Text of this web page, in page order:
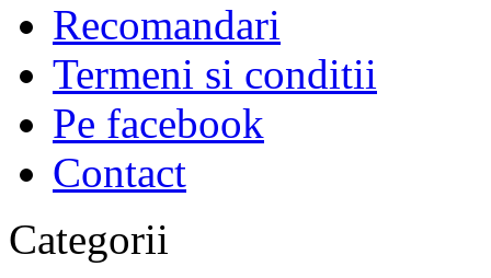
Recomandari
Termeni si conditii
Pe facebook
Contact
Categorii